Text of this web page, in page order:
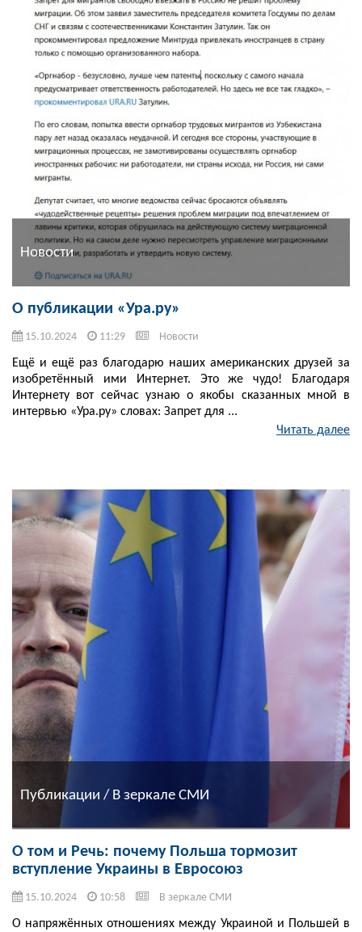
Новости
О публикации «Ура.ру»
15.10.2024 11:29 Новости
Ещё и ещё раз благодарю наших американских друзей за
изобретённый ими Интернет. Это же чудо! Благодаря
Интернету вот сейчас узнаю о якобы сказанных мной в
интервью «Ура.ру» словах: Запрет для ...
Читать далее
Публикации / В зеркале СМИ
О том и Речь: почему Польша тормозит
вступление Украины в Евросоюз
15.10.2024 10:58 В зеркале СМИ
О напряжённых отношениях между Украиной и Польшей в